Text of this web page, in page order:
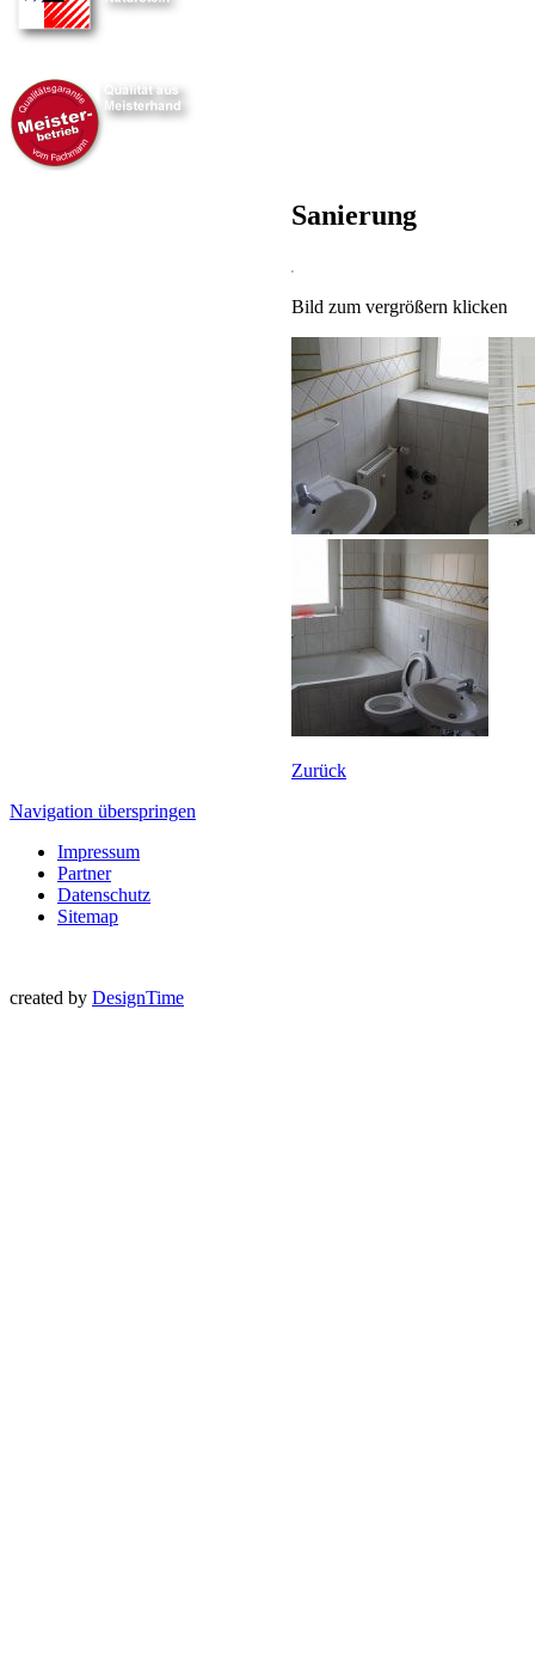
Sanierung
Bild zum vergrößern klicken
Zurück
Navigation überspringen
Impressum
Partner
Datenschutz
Sitemap
created by DesignTime